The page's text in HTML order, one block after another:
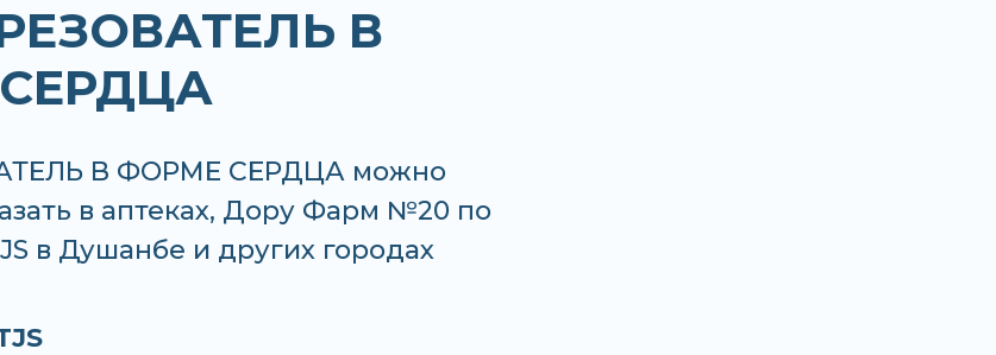
В
В ФОРМЕ СЕРДЦА можно
в аптеках, Дору Фарм №20 по
в Душанбе и других городах